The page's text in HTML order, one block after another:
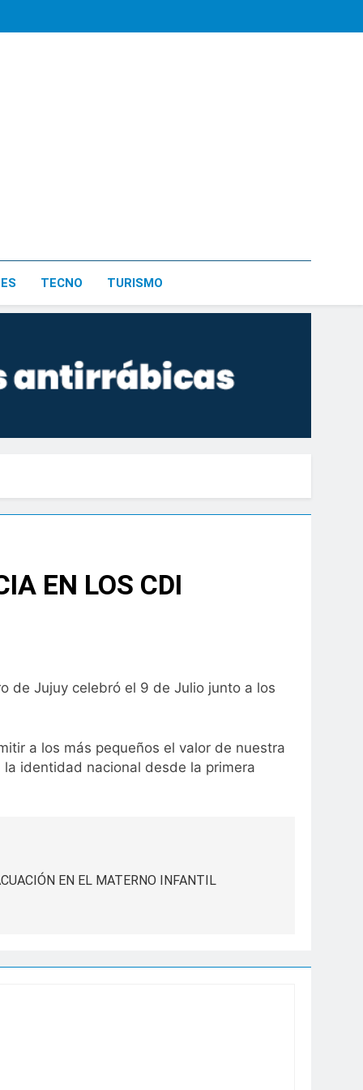
TECNO TURISMO
EN LOS CDI
de Jujuy celebró el 9 de Julio junto a los
a los más pequeños el valor de nuestra
identidad nacional desde la primera
EN EL MATERNO INFANTIL